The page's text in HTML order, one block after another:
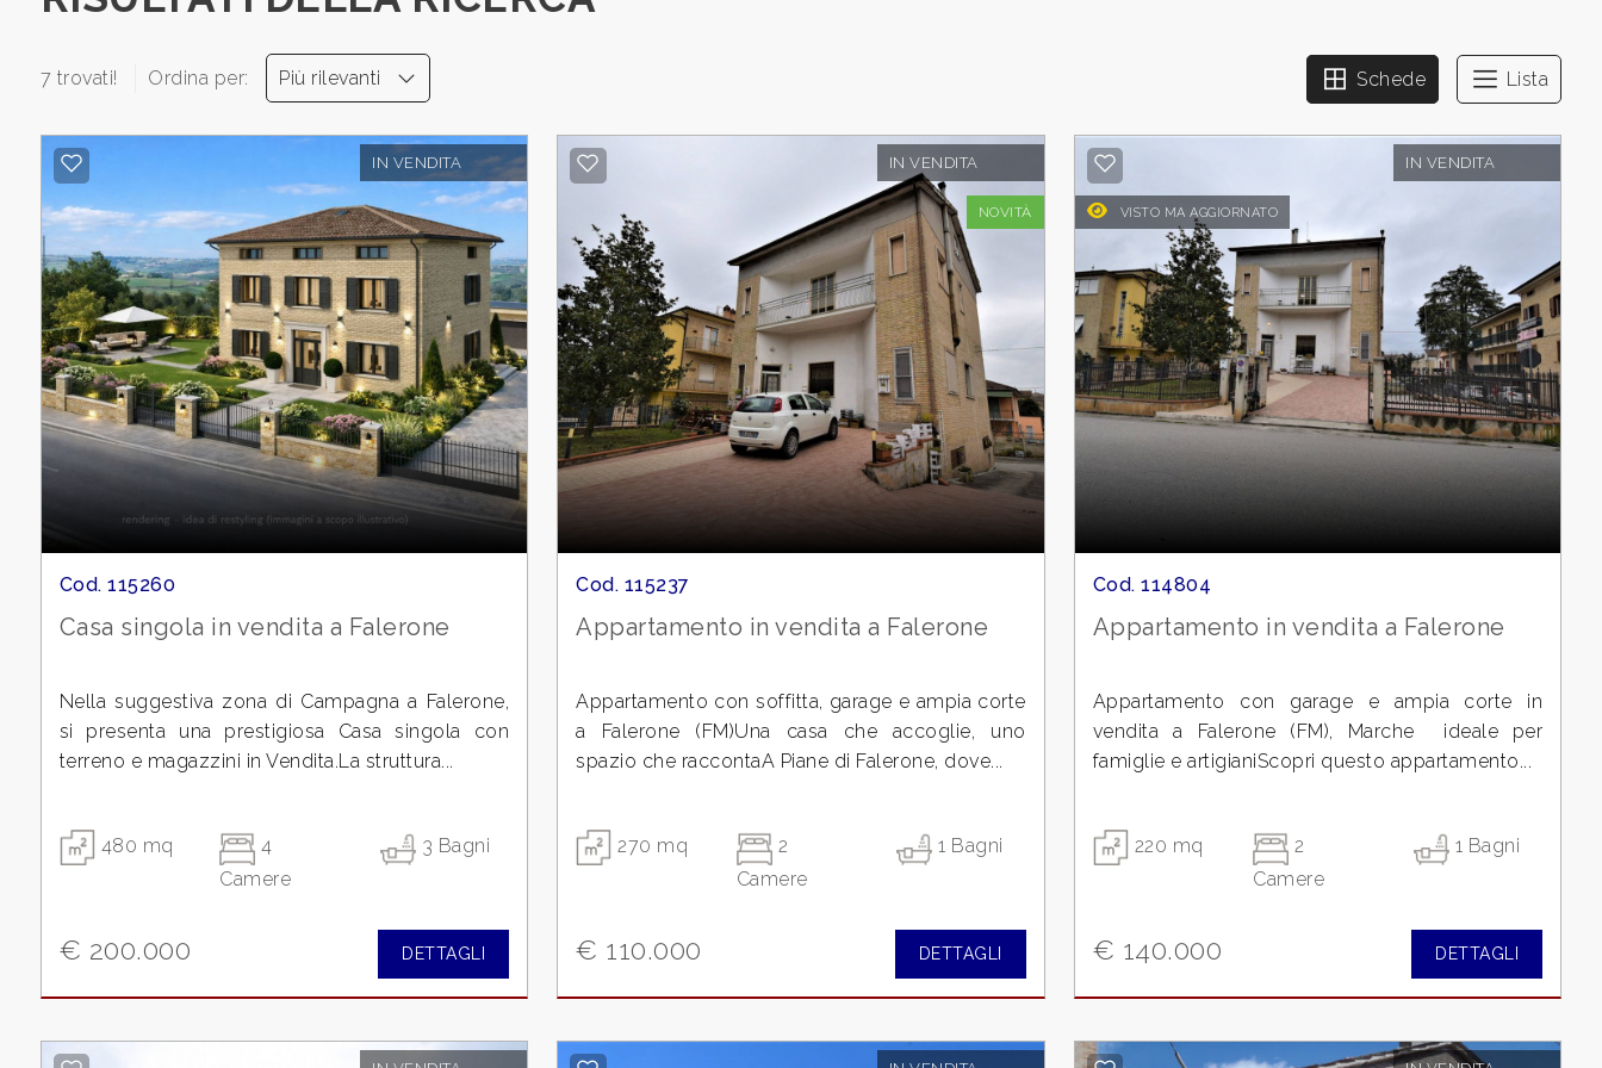
7 trovati! Ordina per: Più rilevanti Schede Lista
IN VENDITA
Cod. 115260
Casa singola in vendita a Falerone
Nella suggestiva zona di Campagna a Falerone,
si presenta una prestigiosa Casa singola con
terreno e magazzini in Vendita.La struttura...
480 mq
4
Camere
3 Bagni
€ 200.000 DETTAGLI
IN VENDITA
NOVITÀ
Cod. 115237
Appartamento in vendita a Falerone
Appartamento con soffitta, garage e ampia corte
a Falerone (FM)Una casa che accoglie, uno
spazio che raccontaA Piane di Falerone, dove...
270 mq
2
Camere
1 Bagni
€ 110.000 DETTAGLI
IN VENDITA
VISTO MA AGGIORNATO
Cod. 114804
Appartamento in vendita a Falerone
Appartamento con garage e ampia corte in
vendita a Falerone (FM), Marche  ideale per
famiglie e artigianiScopri questo appartamento...
220 mq
2
Camere
1 Bagni
€ 140.000 DETTAGLI
DI
NOI
NEWS
BLOG
Falerone
Tipologia
-
multiscelta
Qualsiasi
Residenziali
Commerciali
Prezzo